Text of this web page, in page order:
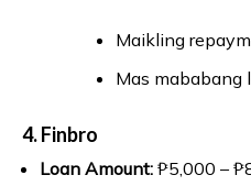
Maikling
Mas mababang
4. Finbro
Loan Amount:₱5,000 –